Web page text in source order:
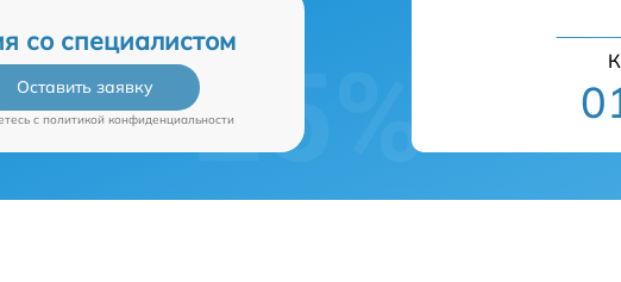
со специалистом
Оставить заявку
c политикой конфиденциальности